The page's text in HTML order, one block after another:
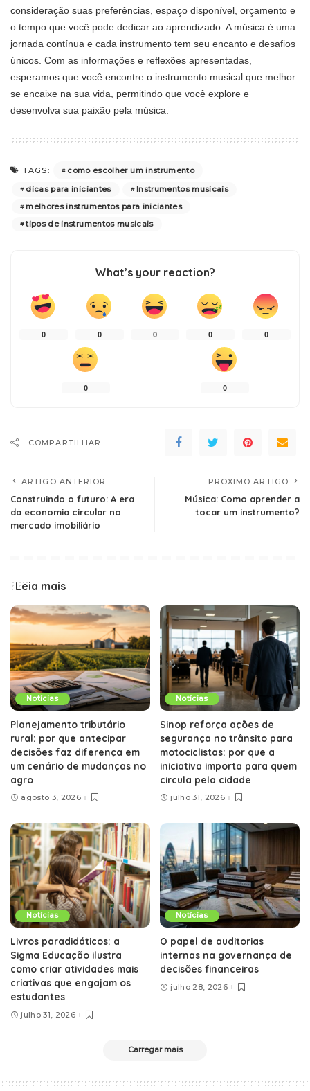
consideração suas preferências, espaço disponível, orçamento e
o tempo que você pode dedicar ao aprendizado. A música é uma
jornada contínua e cada instrumento tem seu encanto e desafios
únicos. Com as informações e reflexões apresentadas,
esperamos que você encontre o instrumento musical que melhor
se encaixe na sua vida, permitindo que você explore e
desenvolva sua paixão pela música.
TAGS:
como escolher um instrumento
dicas para iniciantes
Instrumentos musicais
melhores instrumentos para iniciantes
tipos de instrumentos musicais
What’s your reaction?
0 0 0 0 0
0 0
COMPARTILHAR
ARTIGO ANTERIOR
Construindo o futuro: A era
da economia circular no
mercado imobiliário
PROXIMO ARTIGO
Música: Como aprender a
tocar um instrumento?
Leia mais
Notícias
Planejamento tributário
rural: por que antecipar
decisões faz diferença em
um cenário de mudanças no
agro
agosto 3, 2026
Notícias
Sinop reforça ações de
segurança no trânsito para
motociclistas: por que a
iniciativa importa para quem
circula pela cidade
julho 31, 2026
Notícias
Livros paradidáticos: a
Sigma Educação ilustra
como criar atividades mais
criativas que engajam os
estudantes
julho 31, 2026
Notícias
O papel de auditorias
internas na governança de
decisões financeiras
julho 28, 2026
Carregar mais